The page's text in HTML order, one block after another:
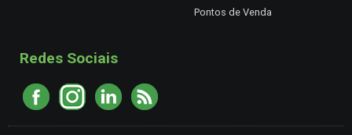
Pontos de Venda
Redes Sociais